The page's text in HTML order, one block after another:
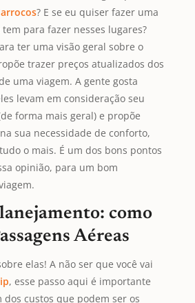
? E se eu quiser fazer uma
tem para fazer nesses lugares?
ter uma visão geral sobre o
trazer preços atualizados dos
uma viagem. A gente gosta
levam em consideração seu
forma mais geral) e propõe
sua necessidade de conforto,
o mais. É um dos bons pontos
opinião, para um bom
como
Aéreas
elas! A não ser que você vai
, esse passo aqui é importante
custos que podem ser os